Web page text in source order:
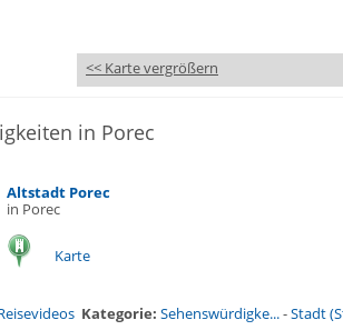
<< Karte vergrößern
in Porec
Altstadt Porec
in Porec
Karte
Kategorie: Sehenswürdigke...-Stadt